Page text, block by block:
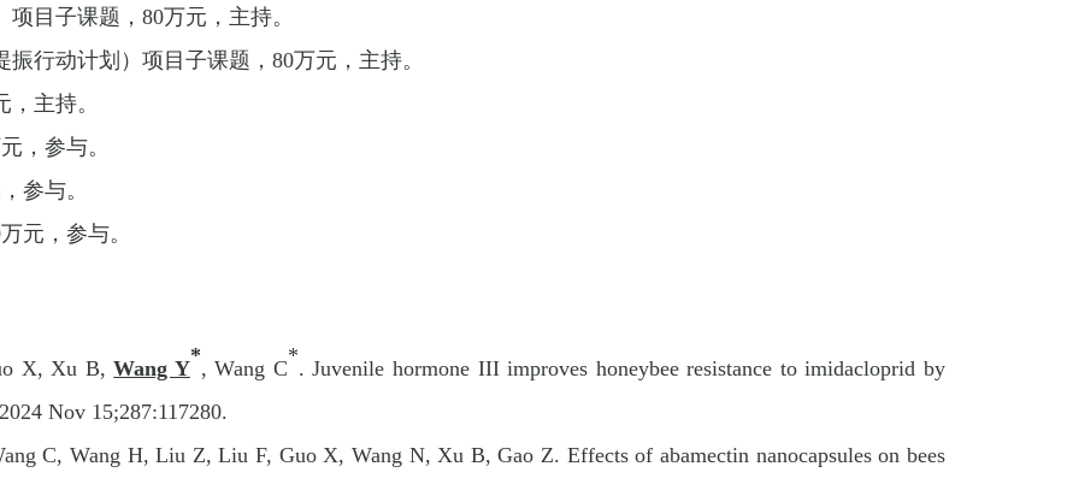
项目子课题，80万元，主持。
振行动计划）项目子课题，80万元，主持。
，主持。
，参与。
参与。
万元，参与。
X, Xu B,Wang Y
*
, Wang C
*
. Juvenile hormone III improves honeybee resistance to imidacloprid by
Nov 15;287:117280.
C, Wang H, Liu Z, Liu F, Guo X, Wang N, Xu B, Gao Z. Effects of abamectin nanocapsules on bees